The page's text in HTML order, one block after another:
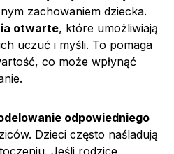
zachowaniem dziecka.
otwarte, które umożliwiają
uczuć i myśli. To pomaga
co może wpłynąć
odpowiedniego
Dzieci często naśladują
Jeśli rodzice